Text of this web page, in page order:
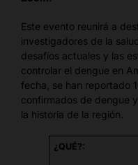
Este evento reunirá a
investigadores de la
desafíos actuales y las
controlar el dengue en
fecha, se han reportado
confirmados de dengue
la historia de la región.
¿QUÉ?: